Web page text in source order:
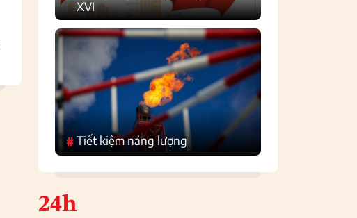
XVI
#Tiết kiệm năng lượng
24h